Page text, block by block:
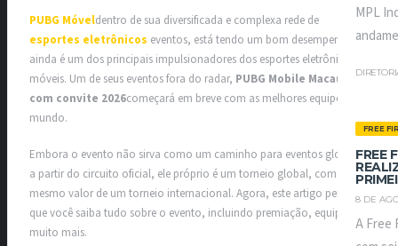
MPL
FREE
FREE
8 DE
A Free
PUBG Móveldentro de sua diversificada e complexa rede de
esportes eletrônicos eventos, está tendo um bom desempenho e
ainda é um dos principais impulsionadores dos esportes eletrônicos
móveis. Um de seus eventos fora do radar, PUBG Mobile Macau
com convite 2026começará em breve com as melhores equipes do
mundo.
Embora o evento não sirva como um caminho para eventos globais
a partir do circuito oficial, ele próprio é um torneio global, com o
mesmo valor de um torneio internacional. Agora, este artigo permitirá
que você saiba tudo sobre o evento, incluindo premiação, equipes e
muito mais.